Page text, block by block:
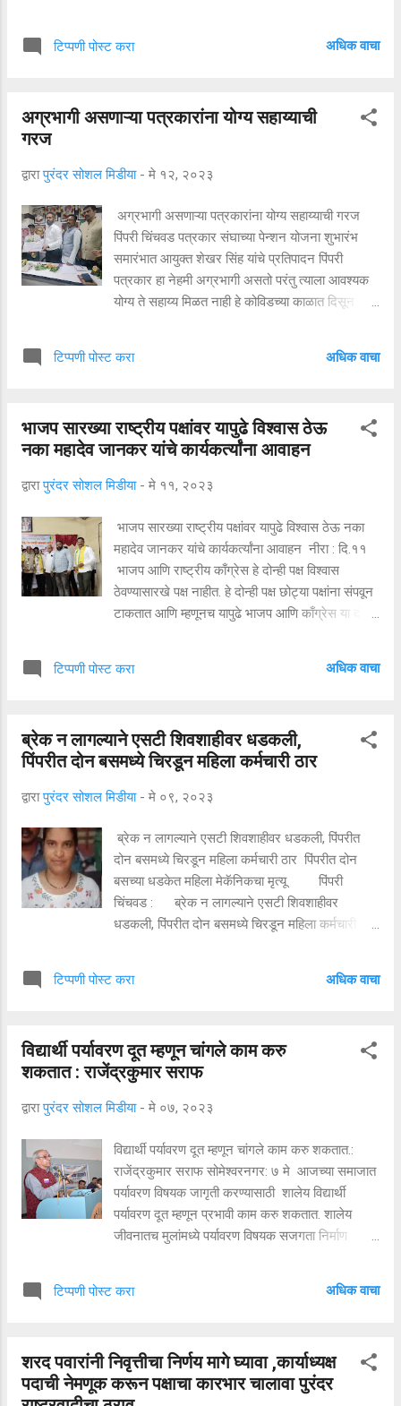
परिसरात घबराटीचे वातावरण निर्माण झाले आहे या कोणाचा
सायंकाळी साडेसात वाजलेच्या दरम्यान ही घटना उघडकीस
आहे. ही महिला सातारा जिल्ह्यातील फलटण तालुक्यातील
कापडगाव येथील ही महिला असल्याचं पोलिसांकडून
सांगण्यात आलय... तर संगिता शरद करे अस या महीलेच
नाव आहे. माहिती मिळाल्या नंतर पोलिसांनी घटनास्थळी
जाऊन पंचनामा के...
टिप्पणी पोस्ट करा अधिक वाचा
अग्रभागी असणाऱ्या पत्रकारांना योग्य सहाय्याची
गरज
द्वारापुरंदर सोशल मिडीया - मे १२, २०२३
अग्रभागी असणाऱ्या पत्रकारांना योग्य सहाय्याची गरज
पिंपरी चिंचवड पत्रकार संघाच्या पेन्शन योजना शुभारंभ
समारंभात आयुक्त शेखर सिंह यांचे प्रतिपादन पिंपरी
पत्रकार हा नेहमी अग्रभागी असतो परंतु त्याला आवश्यक
योग्य ते सहाय्य मिळत नाही हे कोविडच्या काळात दिसून
केले अशा पत्रकारांना फ्रंट लाईन वर्कर प्रमाणे सहाय्याची
पत्रकार परिषदेचे मुख्य विश्वस्त एस एम देशमुख यांच्या
वाढदिवसाचे औचित्य साधत पिंपरी चिंचवड पत्रकार संघाने
पेन्शन योजनेचा शुभारंभ आयुक्त शेखर सिंह यांच्या हस्ते
आज येथे केला या कार्यक्रमाच्या अध्यक्षस्थानी ज्येष्ठ
पत्रकार बाळासाहेब ढसाळ हे होते तर प्रमुख पाहुणे म्हणून
लोकमतचे निवासी संपादक हणमंत पाटील, पुढारीचे निवासी
संपादक किरण जोशी, मराठी पत्रकार परिषदेचे पश्चिम
महाराष्ट्र पत्रकार हल्ला विरोधी कृती समितीचे निमंत्रक
गोविंद वाकडे, मर...
टिप्पणी पोस्ट करा अधिक वाचा
भाजप सारख्या राष्ट्रीय पक्षांवर यापुढे विश्वास ठेऊ
नका महादेव जानकर यांचे कार्यकर्त्यांना आवाहन
द्वारापुरंदर सोशल मिडीया - मे ११, २०२३
भाजप सारख्या राष्ट्रीय पक्षांवर यापुढे विश्वास ठेऊ नका
महादेव जानकर यांचे कार्यकर्त्यांना आवाहन नीरा : दि.११
भाजप आणि राष्ट्रीय काँग्रेस हे दोन्ही पक्ष विश्वास
ठेवण्यासारखे पक्ष नाहीत. हे दोन्ही पक्ष छोट्या पक्षांना संपवून
टाकतात आणि म्हणूनच यापुढे भाजप आणि काँग्रेस या दोन्ही
पक्षाचे सर्वेसर्वा त्याचबरोबर माजी खासदार महादेव जानकर
ते राज्य पातळीवरील पक्ष्यांना फारशी किंमत देत नाहीत. ते
त्यांना बरोबर घेतात आणि संपवून टाकतात. त्यामुळे अशा
असो, उद्धव ठाकरे यांचा पक्ष असो की एकनाथ शिंदेंचा पक्ष
असो अशा छोट्या पक्षांना यापुढे मदत करा. पण राष्ट्रीय
पक्षांना मदत करू नका असे स्पष्ट आवाहन जानकर यांनी
यावेळी केले.सत्यशोधक समाज प्रबोधन राष्ट्रसंघटना व
राष्ट्रीय समाज पक्ष पुरंदर तालुका य...
टिप्पणी पोस्ट करा अधिक वाचा
ब्रेक न लागल्याने एसटी शिवशाहीवर धडकली,
पिंपरीत दोन बसमध्ये चिरडून महिला कर्मचारी ठार
द्वारापुरंदर सोशल मिडीया - मे ०९, २०२३
ब्रेक न लागल्याने एसटी शिवशाहीवर धडकली, पिंपरीत
दोन बसमध्ये चिरडून महिला कर्मचारी ठार पिंपरीत दोन
बसच्या धडकेत महिला मेकॅनिकचा मृत्यू पिंपरी
चिंचवड : ब्रेक न लागल्याने एसटी शिवशाहीवर
धडकली, पिंपरीत दोन बसमध्ये चिरडून महिला कर्मचारी ठार
समोर आली आहे. वल्लभनगर आगारात पार्किंगमधील एसटी
ऑईल चेक करण्यासाठी उभ्या असलेल्या मॅकेनिक
विभागातील सहाय्यक शिल्पा कैलास गेडाम (वय ३८ वर्ष)
पिंपरीतील वल्लभ नगर बस आगारातील एसटी बाहेर
काढताना बसचा ब्रेक लागला नाही. त्यामुळे ती समोर
असलेल्या शिवशाही बसवर जाऊन धडकली. त्यावेळी एसटी
विभागतील महिला कर्मचारी त्या बसचे ऑईल चेक
करण्यासाठी उभ्या होत्या. या दोन्ही बसच्या मधोमध सापडून
त्यांचा मृत्यू झाला आहे. शिल्पा कैलास गेडाम (व...
टिप्पणी पोस्ट करा अधिक वाचा
विद्यार्थी पर्यावरण दूत म्हणून चांगले काम करु
शकतात : राजेंद्रकुमार सराफ
द्वारापुरंदर सोशल मिडीया - मे ०७, २०२३
विद्यार्थी पर्यावरण दूत म्हणून चांगले काम करु शकतात.:
राजेंद्रकुमार सराफ सोमेश्वरनगर: ७ मे आजच्या समाजात
पर्यावरण विषयक जागृती करण्यासाठी शालेय विद्यार्थी
पर्यावरण दूत म्हणून प्रभावी काम करु शकतात. शालेय
जीवनातच मुलांमध्ये पर्यावरण विषयक सजगता निर्माण
राजेंद्रकुमार सराफ यांनी व्यक्त केला. रोटरी क्लब ऑफ
म्हणून बोलत होते. यावेळी व्यासपीठावर रोटरी क्लब ऑफ
बारामती चे अध्यक्ष रो. प्रा. डॉ अजय दरेकर, रोटरी
टिप्पणी पोस्ट करा अधिक वाचा
शरद पवारांनी निवृत्तीचा निर्णय मागे घ्यावा ,कार्याध्यक्ष
पदाची नेमणूक करून पक्षाचा कारभार चालावा पुरंदर